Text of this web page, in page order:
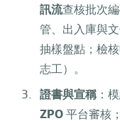
訊流查核批次
管、出入庫與
抽樣盤點；檢核
志工）。
證書與宣稱 ：
ZPO 平台審核；